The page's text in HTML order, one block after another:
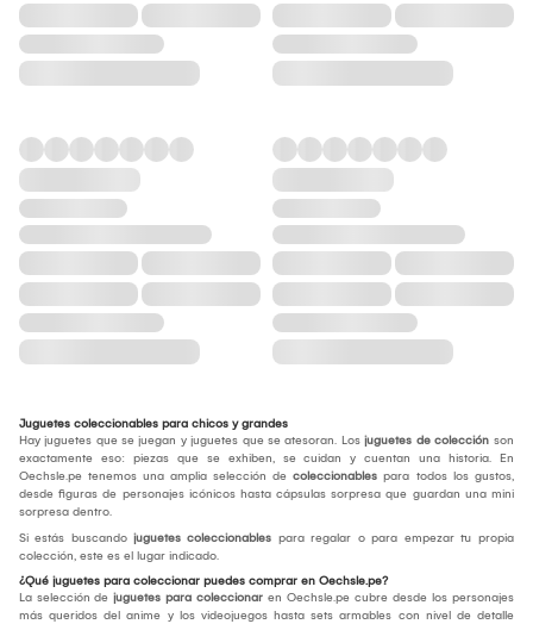
Juguetes coleccionables para chicos y grandes
Hay juguetes que se juegan y juguetes que se atesoran. Los juguetes de colección son
exactamente eso: piezas que se exhiben, se cuidan y cuentan una historia. En
Oechsle.pe tenemos una amplia selección de coleccionables para todos los gustos,
desde figuras de personajes icónicos hasta cápsulas sorpresa que guardan una mini
sorpresa dentro.
Si estás buscando juguetes coleccionables para regalar o para empezar tu propia
colección, este es el lugar indicado.
¿Qué juguetes para coleccionar puedes comprar en Oechsle.pe?
La selección de juguetes para coleccionar en Oechsle.pe cubre desde los personajes
más queridos del anime y los videojuegos hasta sets armables con nivel de detalle